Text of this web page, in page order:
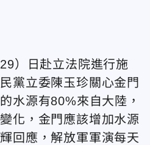
）日赴立法院進行施
黨立委陳玉珍關心金門
水源有80%來自大陸，
化，金門應該增加水源
回應，解放軍軍演每天